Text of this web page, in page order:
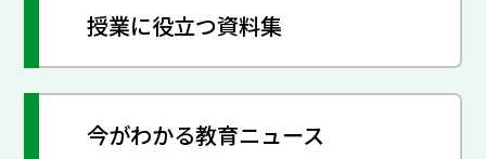
授業に役立つ資料集
今がわかる教育ニュース